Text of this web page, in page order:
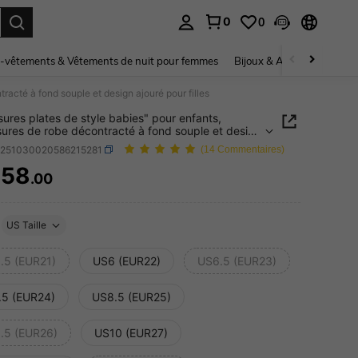
0 0
vêtements & Vêtements de nuit pour femmes Bijoux & Accessoires pour
à fond souple et design ajouré pour filles
plates de style babies" pour enfants,
de robe décontracté à fond souple et design
filles
(14 Commentaires)
AND AVAILABILITY
.00
US Taille
(EUR21) US6 (EUR22) US6.5 (EUR23)
(EUR24) US8.5 (EUR25)
(EUR26) US10 (EUR27)